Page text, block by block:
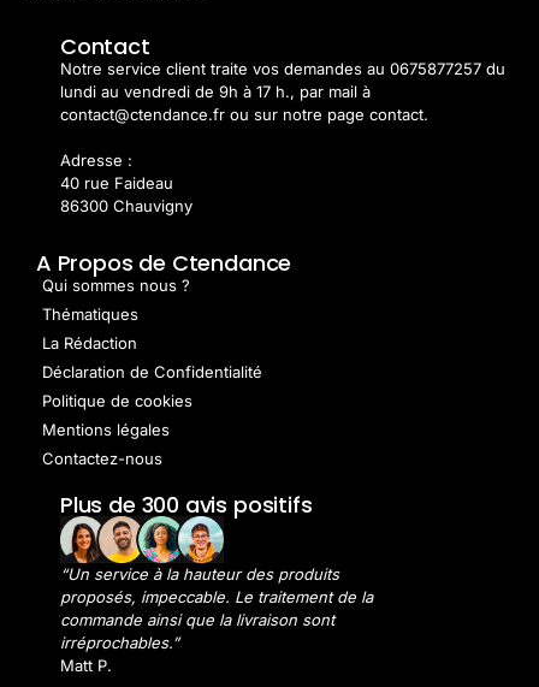
Contact
Notre service client traite vos demandes au 0675877257 du
lundi au vendredi de 9h à 17 h., par mail à
contact@ctendance.fr ou sur notre page contact.
Adresse :
40 rue Faideau
86300 Chauvigny
A Propos de Ctendance
Qui sommes nous ?
Thématiques
La Rédaction
Déclaration de Confidentialité
Politique de cookies
Mentions légales
Contactez-nous
Plus de 300 avis positifs
“Un service à la hauteur des produits
proposés, impeccable. Le traitement de la
commande ainsi que la livraison sont
irréprochables.”
Matt P.